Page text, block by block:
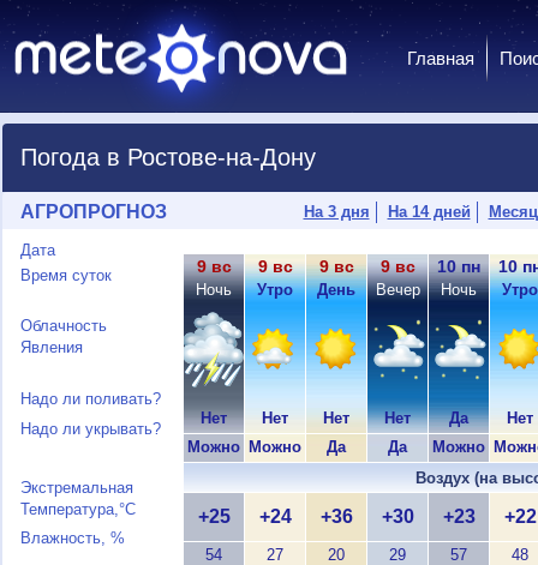
Главная
Погода в Ростове-на-Дону
АГРОПРОГНОЗ На 3 дня На 14 дней Месяц
Дата
Время суток
Облачность
Явления
Надо ли поливать?
Надо ли укрывать?
Экстремальная
Температура,°C
Влажность, %
9 вс
Ночь
Нет
Можно
9 вс
Утро
Нет
Можно
9 вс
День
Нет
Да
9 вс
Вечер
Нет
Да
10 пн
Ночь
Да
Можно
10
Утро
Нет
Воздух (на
+25
54
+24
27
+36
20
+30
29
+23
57
+22
48